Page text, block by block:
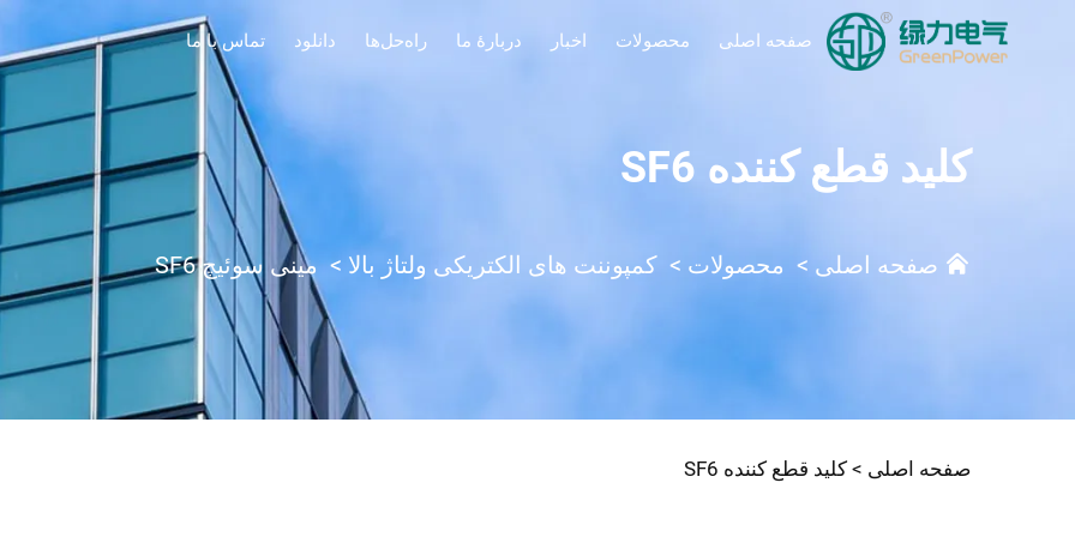
صفحه اصلی محصولات اخبار دربارهٔ ما راه‌حل‌ها دانلود تماس با ما
کلید قطع کننده SF6
صفحه اصلی > محصولات > کمپوننت های الکتریکی ولتاژ بالا >مینی سوئیچ SF6
صفحه اصلی > کلید قطع کننده SF6